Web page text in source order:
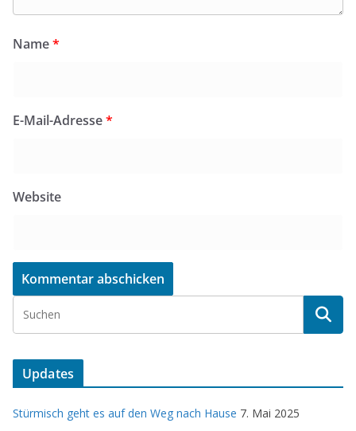
Name*
E-Mail-Adresse*
Website
Updates
Stürmisch geht es auf den Weg nach Hause 7. Mai 2025